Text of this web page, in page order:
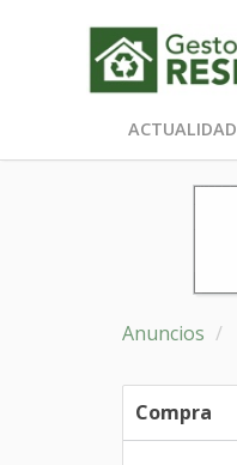
ACTUALIDAD
Anuncios
Compra